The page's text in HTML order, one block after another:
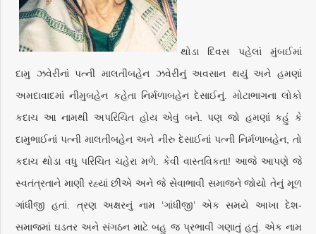
થોડા દિવસ પહેલાં મુંબઈમાં
દામુ ઝવેરીનાં પત્ની માલતીબહેન ઝવેરીનું અવસાન થયું અને હમણાં
અમદાવાદમાં નીમુબહેન કહેતા નિર્મળાબહેન દેસાઈનું. મોટાભાગના લોકો
કદાચ આ નામથી અપરિચિત હોય એવું બને. પણ જો હમણાં કહું કે
દામુભાઈનાં પત્ની માલતીબહેન અને નીરુ દેસાઈનાં પત્ની નિર્મળાબહેન, તો
કદાચ થોડા વધુ પરિચિત ચહેરા મળે. કેવી વાસ્તવિકતા! આજે આપણે જે
સ્વતંત્રતાને માણી રહ્યાં છીએ અને જે સેવાભાવી સમાજને જોયો તેનું મૂળ
ગાંધીજી હતાં. ત્રણ અક્ષરનું નામ ‘ગાંધીજી’ એક સમયે આખા દેશ-
સમાજમાં ઘડતર અને સંગઠન માટે બહુ જ પ્રભાવી ગણાતું હતું. એક નામ